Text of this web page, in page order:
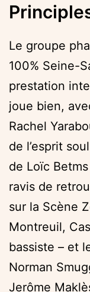
Le groupe
100% Seine-
prestation
joue bien,
Rachel
de l’esprit
de Loïc
ravis de
sur la Scène
Montreuil,
bassiste – et
Norman
Jerôme